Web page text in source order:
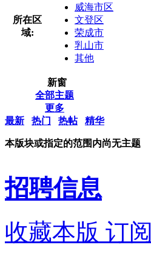
所在区
域:
威海市区
文登区
荣成市
乳山市
其他
新窗
全部主题
更多
最新
热门 热帖 精华
本版块或指定的范围内尚无主题
招聘信息
收藏本版 订阅